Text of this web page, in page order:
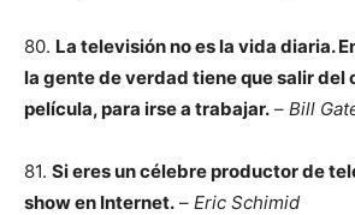
80. La televisión no es la vida diaria.
la gente de verdad tiene que salir del
película, para irse a trabajar. – Bill
81. Si eres un célebre productor de
show en Internet. – Eric Schimid